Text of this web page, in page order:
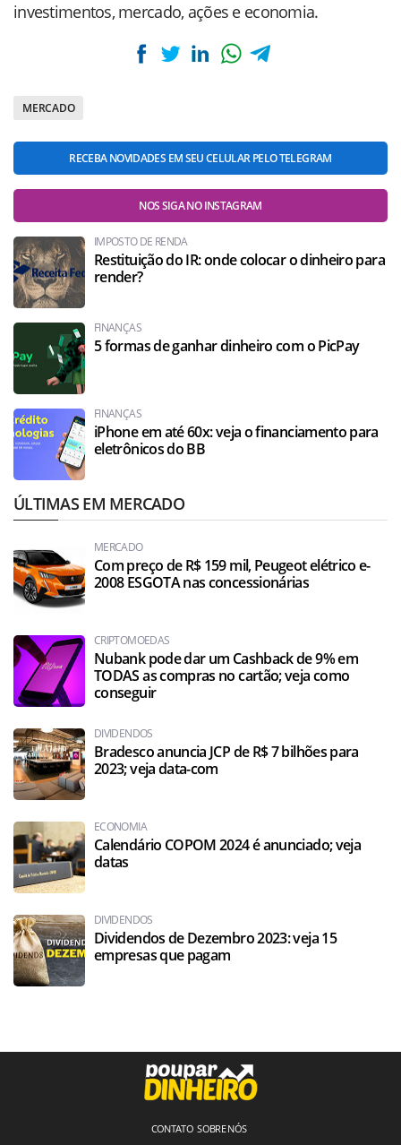
investimentos, mercado, ações e economia.
MERCADO
RECEBA NOVIDADES EM SEU CELULAR PELO TELEGRAM
NOS SIGA NO INSTAGRAM
IMPOSTO DE RENDA
Restituição do IR: onde colocar o dinheiro para
render?
FINANÇAS
5 formas de ganhar dinheiro com o PicPay
FINANÇAS
iPhone em até 60x: veja o financiamento para
eletrônicos do BB
ÚLTIMAS EM MERCADO
MERCADO
Com preço de R$ 159 mil, Peugeot elétrico e-
2008 ESGOTA nas concessionárias
CRIPTOMOEDAS
Nubank pode dar um Cashback de 9% em
TODAS as compras no cartão; veja como
conseguir
DIVIDENDOS
Bradesco anuncia JCP de R$ 7 bilhões para
2023; veja data-com
ECONOMIA
Calendário COPOM 2024 é anunciado; veja
datas
DIVIDENDOS
Dividendos de Dezembro 2023: veja 15
empresas que pagam
CONTATO SOBRE NÓS